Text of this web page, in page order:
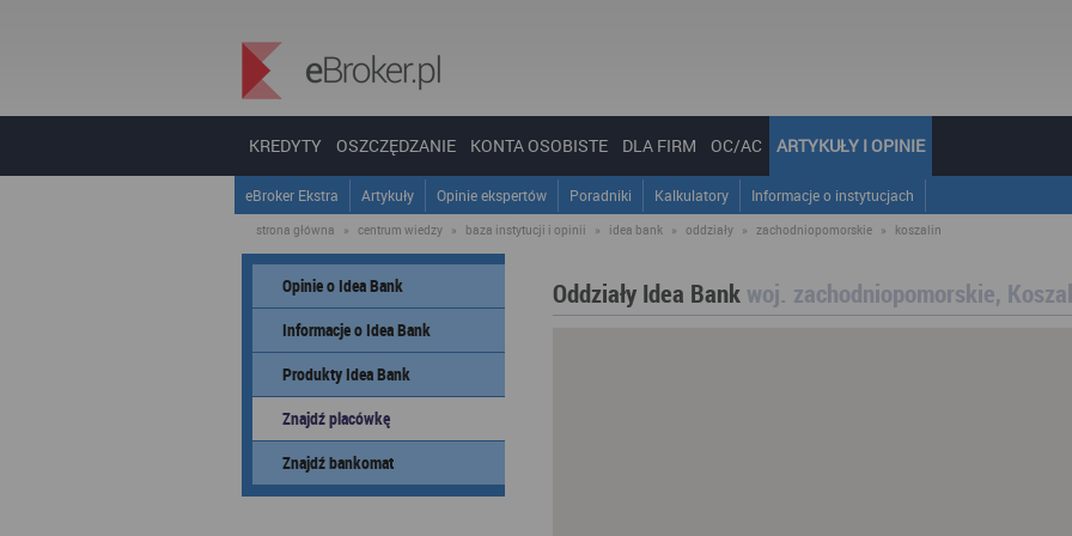
KREDYTY OSZCZĘDZANIE KONTA OSOBISTE DLA FIRM OC/AC ARTYKUŁY I OPINIE
eBroker Ekstra Artykuły Opinie ekspertów Poradniki Kalkulatory Informacje o instytucjach
strona główna » centrum wiedzy » baza instytucji i opinii » idea bank » oddziały » zachodniopomorskie » koszalin
Opinie o Idea Bank
Informacje o Idea Bank
Produkty Idea Bank
Znajdź placówkę
Znajdź bankomat
Oddziały Idea Bank woj. zachodniopomorskie,